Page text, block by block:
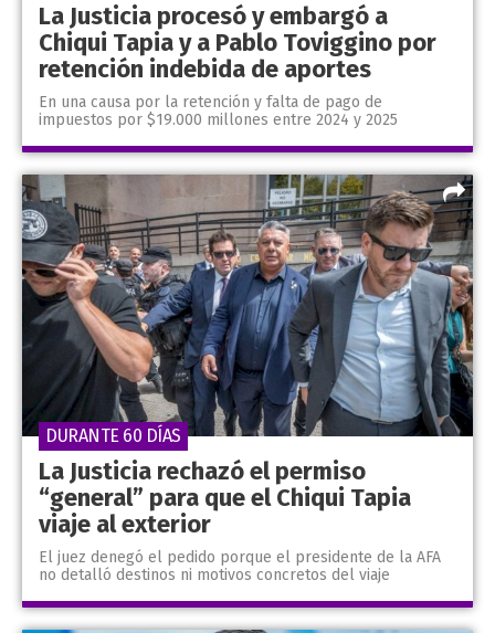
La Justicia procesó y embargó a
Chiqui Tapia y a Pablo Toviggino por
retención indebida de aportes
En una causa por la retención y falta de pago de
impuestos por $19.000 millones entre 2024 y 2025
La Justicia rechazó el permiso
“general” para que el Chiqui Tapia
viaje al exterior
El juez denegó el pedido porque el presidente de la AFA
no detalló destinos ni motivos concretos del viaje
DURANTE 60 DÍAS